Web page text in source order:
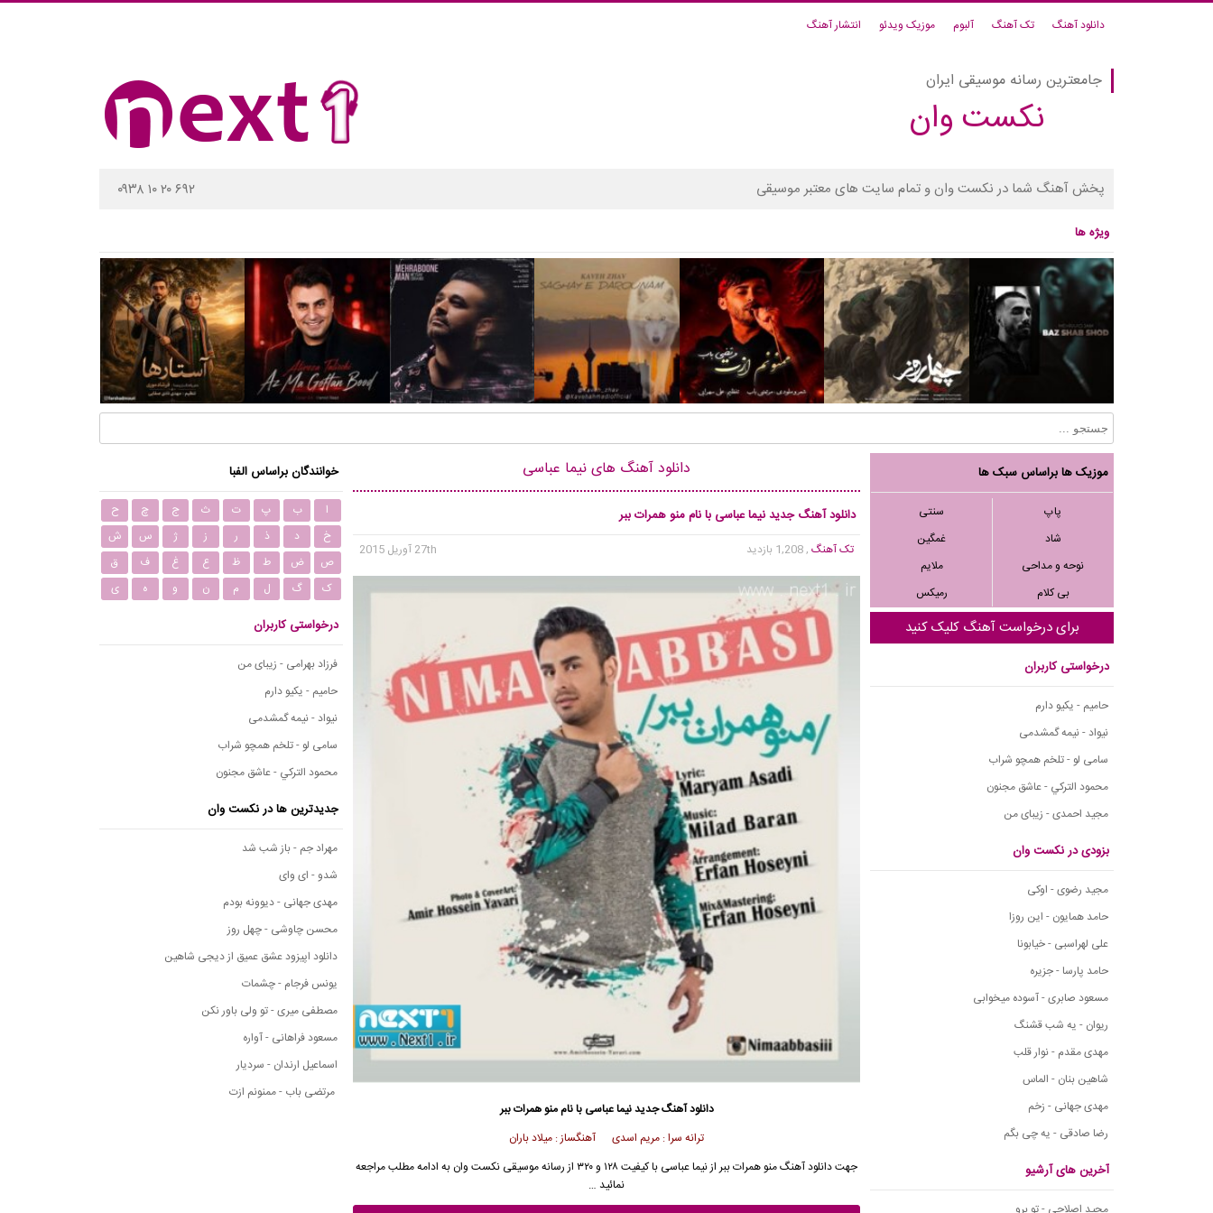
دانلود آهنگ تک آهنگ آلبوم موزیک ویدئو انتشار آهنگ
جامعترین رسانه موسیقی ایران
نکست وان
پخش آهنگ شما در نکست وان و تمام سایت های معتبر موسیقی ۰۹۳۸ ۱۰ ۲۰ ۶۹۲
ویژه ها
موزیک ها براساس سبک ها
پاپ
سنتی
شاد
غمگین
نوحه و مداحی
ملایم
بی کلام
رمیکس
برای درخواست آهنگ کلیک کنید
درخواستی کاربران
حامیم - یکیو دارم
نیواد - نیمه گمشدمی
سامی لو - تلخم همچو شراب
محمود التركي - عاشق مجنون
مجید احمدی - زیبای من
بزودی در نکست وان
مجید رضوی - اوکی
حامد همایون - این روزا
علی لهراسبی - خیابونا
حامد پارسا - جزیره
مسعود صابری - آسوده میخوابی
ریوان - یه شب قشنگ
مهدی مقدم - نوار قلب
شاهین بنان - الماس
مهدی جهانی - زخم
رضا صادقی - یه چی بگم
آخرین های آرشیو
دانلود آهنگ های نیما عباسی
دانلود آهنگ جدید نیما عباسی با نام منو همرات ببر
تک آهنگ, 1,208 بازدید 27th آوریل 2015
دانلود آهنگ جدیدنیما عباسی با نام منو همرات ببر
ترانه سرا : مریم اسدی آهنگساز : میلاد باران
جهت دانلود آهنگ منو همرات ببر ازنیما عباسی
با کیفیت ۱۲۸ و ۳۲۰ از رسانه موسیقی نکست وان به ادامه مطلب مراجعه
نمائید …
خوانندگان براساس الفبا
ا ب پ ت ث ج چ
ح
خ
د ذ ر ز ژ س
ش
ص
ض ط ظ ع غ ف
ق
ک
گ ل م ن و ه ی
درخواستی کاربران
فرزاد بهرامی - زیبای من
حامیم - یکیو دارم
نیواد - نیمه گمشدمی
سامی لو - تلخم همچو شراب
محمود التركي - عاشق مجنون
جدیدترین ها در نکست وان
مهراد جم - باز شب شد
شدو - ای وای
مهدی جهانی - دیوونه بودم
محسن چاوشی - چهل روز
دانلود اپیزود عشق عمیق از دیجی شاهین
یونس فرجام - چشمات
مصطفی میری - تو ولی باور نکن
مسعود فراهانی - آواره
اسماعیل ارندان - سردیار
مرتضی باب - ممنونم ازت